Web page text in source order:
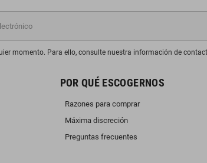
momento. Para ello, consulte nuestra información de
POR QUÉ ESCOGERNOS
Razones para comprar
Máxima discreción
Preguntas frecuentes